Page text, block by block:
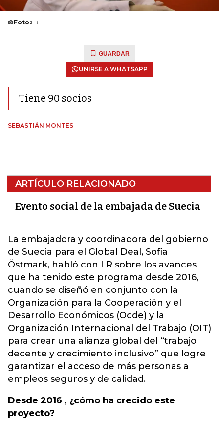
Foto:LR
GUARDAR
UNIRSE A WHATSAPP
Tiene 90 socios
SEBASTIÁN MONTES
ARTÍCULO RELACIONADO
Evento social de la embajada de Suecia
La embajadora y coordinadora del gobierno
de Suecia para el Global Deal, Sofia
Östmark, habló con LR sobre los avances
que ha tenido este programa desde 2016,
cuando se diseñó en conjunto con la
Organización para la Cooperación y el
Desarrollo Económicos (Ocde) y la
Organización Internacional del Trabajo (OIT)
para crear una alianza global del “trabajo
decente y crecimiento inclusivo” que logre
garantizar el acceso de más personas a
empleos seguros y de calidad.
Desde 2016 , ¿cómo ha crecido este
proyecto?